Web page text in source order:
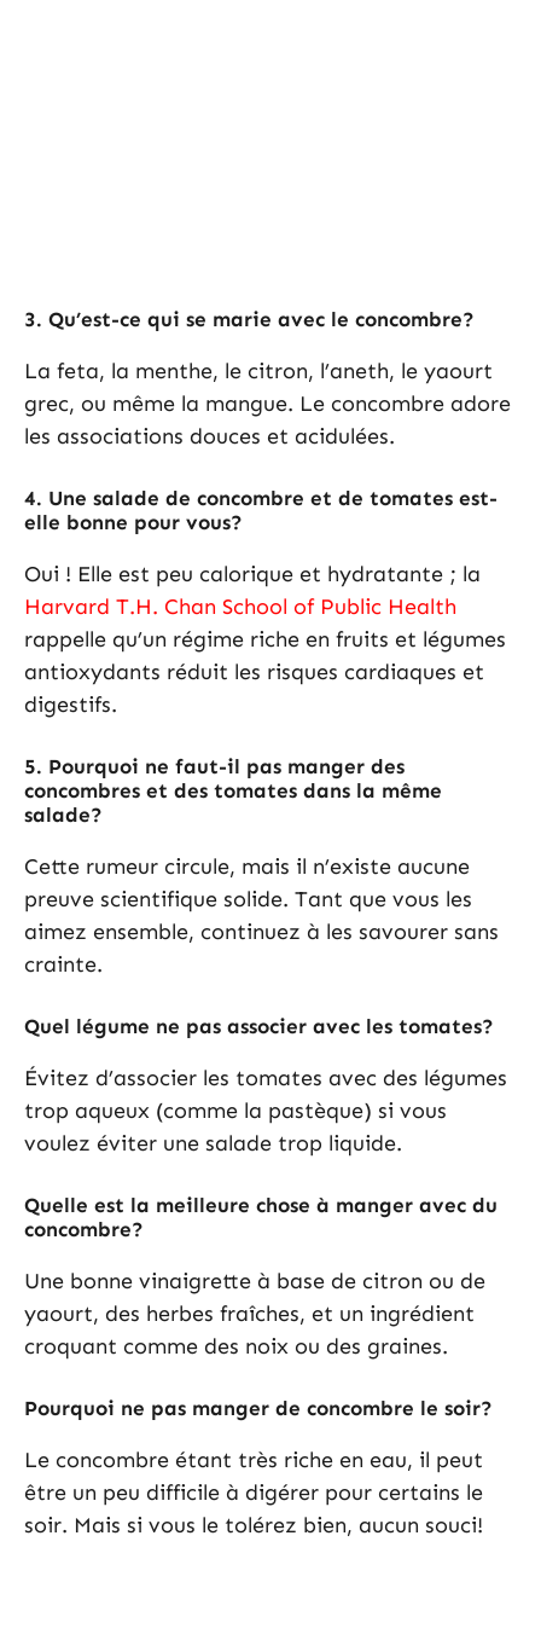
3. Qu’est-ce qui se marie avec le concombre?
La feta, la menthe, le citron, l’aneth, le yaourt
grec, ou même la mangue. Le concombre adore
les associations douces et acidulées.
4. Une salade de concombre et de tomates est-
elle bonne pour vous?
Oui ! Elle est peu calorique et hydratante ; la
Harvard T.H. Chan School of Public Health
rappelle qu’un régime riche en fruits et légumes
antioxydants réduit les risques cardiaques et
digestifs.
5. Pourquoi ne faut-il pas manger des
concombres et des tomates dans la même
salade?
Cette rumeur circule, mais il n’existe aucune
preuve scientifique solide. Tant que vous les
aimez ensemble, continuez à les savourer sans
crainte.
Quel légume ne pas associer avec les tomates?
Évitez d’associer les tomates avec des légumes
trop aqueux (comme la pastèque) si vous
voulez éviter une salade trop liquide.
Quelle est la meilleure chose à manger avec du
concombre?
Une bonne vinaigrette à base de citron ou de
yaourt, des herbes fraîches, et un ingrédient
croquant comme des noix ou des graines.
Pourquoi ne pas manger de concombre le soir?
Le concombre étant très riche en eau, il peut
être un peu difficile à digérer pour certains le
soir. Mais si vous le tolérez bien, aucun souci!